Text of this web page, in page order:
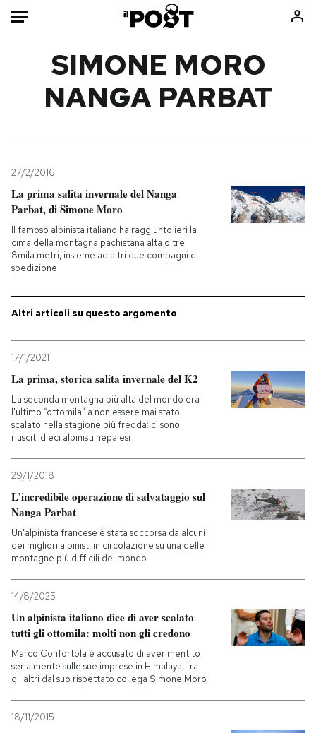
HOME
Mondo
Tecnologia
Internet
Cultura
Economia
Libri
Ok Boomer!
Europa
Altrecose
PODCAST
I MIEI PREFERITI
SHOP
CALENDARIO
AREA PERSONALE
SIMONE MORO
NANGA PARBAT
27/2/2016
La prima salita invernale del Nanga
Parbat, di Simone Moro
Il famoso alpinista italiano ha raggiunto ieri la
cima della montagna pachistana alta oltre
8mila metri, insieme ad altri due compagni di
spedizione
Altri articoli su questo argomento
17/1/2021
La prima, storica salita invernale del K2
La seconda montagna più alta del mondo era
l'ultimo “ottomila” a non essere mai stato
scalato nella stagione più fredda: ci sono
riusciti dieci alpinisti nepalesi
29/1/2018
L’incredibile operazione di salvataggio sul
Nanga Parbat
Un'alpinista francese è stata soccorsa da alcuni
dei migliori alpinisti in circolazione su una delle
montagne più difficili del mondo
14/8/2025
Un alpinista italiano dice di aver scalato
tutti gli ottomila: molti non gli credono
Marco Confortola è accusato di aver mentito
serialmente sulle sue imprese in Himalaya, tra
gli altri dal suo rispettato collega Simone Moro
18/11/2015